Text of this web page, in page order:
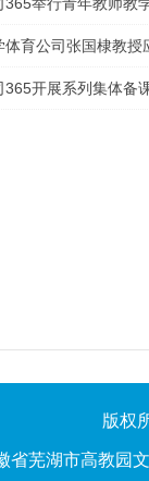
体育公司张国棣教授
365开展系列集体备
版权
省芜湖市高教园